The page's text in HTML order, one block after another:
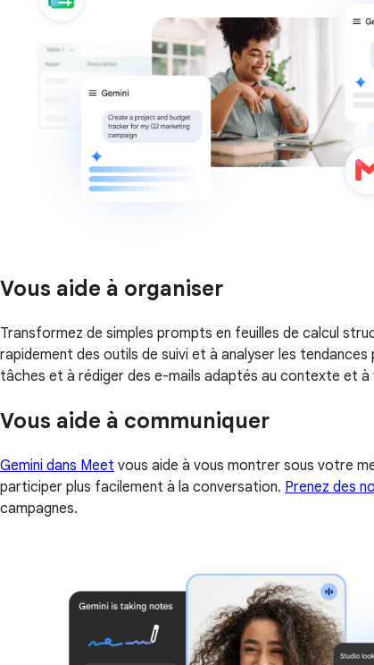
Vous aide à organiser
Transformez de simples prompts en feuilles de calcul
rapidement des outils de suivi et à analyser les
tâches et à rédiger des e-mails adaptés au contexte et
Vous aide à communiquer
Gemini dans Meet vous aide à vous montrer sous votre
participer plus facilement à la conversation. Prenez des
campagnes.